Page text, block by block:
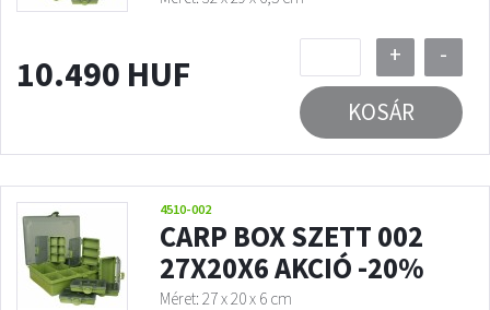
10.490 HUF +
-
KOSÁR
4510-002
CARP BOX SZETT 002
27X20X6 AKCIÓ -20%
Méret: 27 x 20 x 6 cm